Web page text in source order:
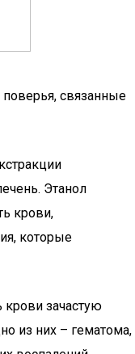
связанные
Этанол
крови,
которые
зачастую
из них – гематома,